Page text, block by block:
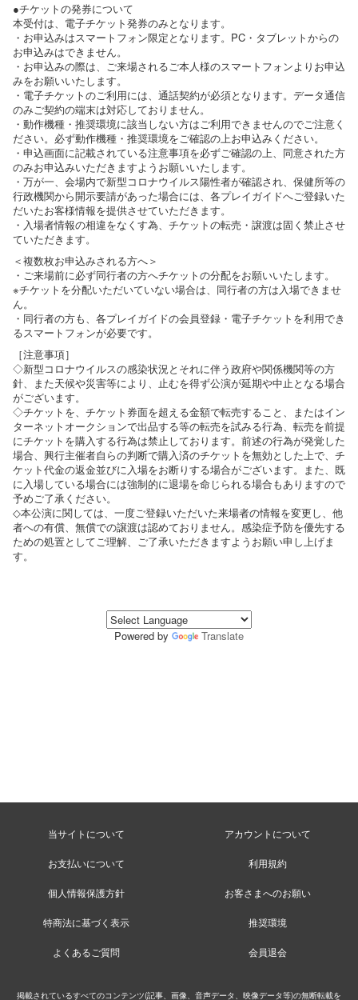
●チケットの発券について
本受付は、電子チケット発券のみとなります。
・お申込みはスマートフォン限定となります。PC・タブレットからの
お申込みはできません。
・お申込みの際は、ご来場されるご本人様のスマートフォンよりお申込
みをお願いいたします。
・電子チケットのご利用には、通話契約が必須となります。データ通信
のみご契約の端末は対応しておりません。
・動作機種・推奨環境に該当しない方はご利用できませんのでご注意く
ださい。必ず動作機種・推奨環境をご確認の上お申込みください。
・申込画面に記載されている注意事項を必ずご確認の上、同意された方
のみお申込みいただきますようお願いいたします。
・万が一、会場内で新型コロナウイルス陽性者が確認され、保健所等の
行政機関から開示要請があった場合には、各プレイガイドへご登録いた
だいたお客様情報を提供させていただきます。
・入場者情報の相違をなくす為、チケットの転売・譲渡は固く禁止させ
ていただきます。
＜複数枚お申込みされる方へ＞
・ご来場前に必ず同行者の方へチケットの分配をお願いいたします。
※チケットを分配いただいていない場合は、同行者の方は入場できませ
ん。
・同行者の方も、各プレイガイドの会員登録・電子チケットを利用でき
るスマートフォンが必要です。
［注意事項］
◇新型コロナウイルスの感染状況とそれに伴う政府や関係機関等の方
針、また天候や災害等により、止むを得ず公演が延期や中止となる場合
がございます。
◇チケットを、チケット券面を超える金額で転売すること、またはイン
ターネットオークションで出品する等の転売を試みる行為、転売を前提
にチケットを購入する行為は禁止しております。前述の行為が発覚した
場合、興行主催者自らの判断で購入済のチケットを無効とした上で、チ
ケット代金の返金並びに入場をお断りする場合がございます。また、既
に入場している場合には強制的に退場を命じられる場合もありますので
予めご了承ください。
◇本公演に関しては、一度ご登録いただいた来場者の情報を変更し、他
者への有償、無償での譲渡は認めておりません。感染症予防を優先する
ための処置としてご理解、ご了承いただきますようお願い申し上げま
す。
Powered by Translate
当サイトについて アカウントについて
お支払いについて 利用規約
個人情報保護方針 お客さまへのお願い
特商法に基づく表示 推奨環境
よくあるご質問 会員退会
掲載されているすべてのコンテンツ(記事、画像、音声データ、映像データ等)の無断転載を